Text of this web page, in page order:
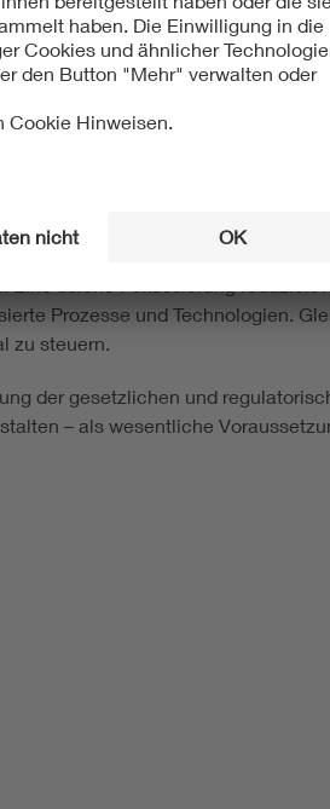
der Steuerung: Technische
für den Netzbetrieb entsteht.
erforderlich
Zielbild erforderlich. VDE
Im Mittelpunkt sollte
VDE FNN für einen
solche Fokussierung reduziert
Prozesse und Technologien.
zu steuern.
der gesetzlichen und
– als wesentliche